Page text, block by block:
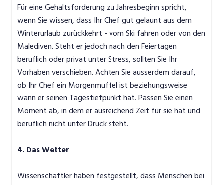
Für eine Gehaltsforderung zu Jahresbeginn spricht,
wenn Sie wissen, dass Ihr Chef gut gelaunt aus dem
Winterurlaub zurückkehrt - vom Ski fahren oder von den
Malediven. Steht er jedoch nach den Feiertagen
beruflich oder privat unter Stress, sollten Sie Ihr
Vorhaben verschieben. Achten Sie ausserdem darauf,
ob Ihr Chef ein Morgenmuffel ist beziehungsweise
wann er seinen Tagestiefpunkt hat. Passen Sie einen
Moment ab, in dem er ausreichend Zeit für sie hat und
beruflich nicht unter Druck steht.
4. Das Wetter
Wissenschaftler haben festgestellt, dass Menschen bei